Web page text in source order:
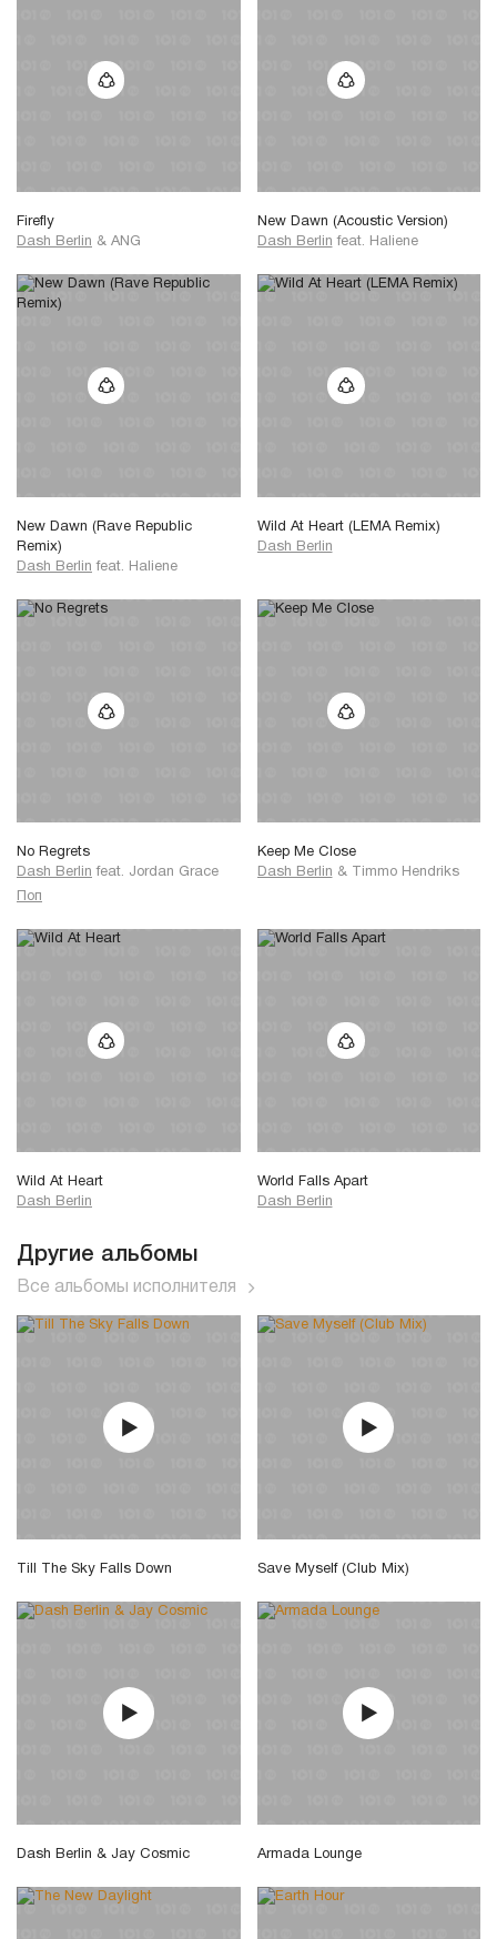
Firefly
Dash Berlin & ANG
New Dawn (Acoustic Version)
Dash Berlin feat. Haliene
New Dawn (Rave Republic
Remix)
Dash Berlin feat. Haliene
Wild At Heart (LEMA Remix)
Dash Berlin
No Regrets
Dash Berlin feat. Jordan Grace
Поп
Keep Me Close
Dash Berlin & Timmo Hendriks
Wild At Heart
Dash Berlin
World Falls Apart
Dash Berlin
Другие альбомы
Все альбомы исполнителя
Till The Sky Falls Down Save Myself (Club Mix)
Dash Berlin & Jay Cosmic Armada Lounge